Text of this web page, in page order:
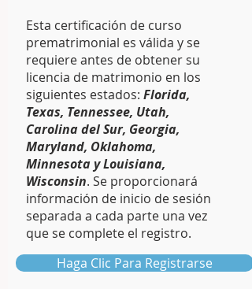
Esta certificación de curso
prematrimonial es válida y se
requiere antes de obtener su
licencia de matrimonio en los
siguientes estados: Florida,
Texas, Tennessee, Utah,
Carolina del Sur, Georgia,
Maryland, Oklahoma,
Minnesota y Louisiana,
Wisconsin. Se proporcionará
información de inicio de sesión
separada a cada parte una vez
que se complete el registro.
Haga Clic Para Registrarse